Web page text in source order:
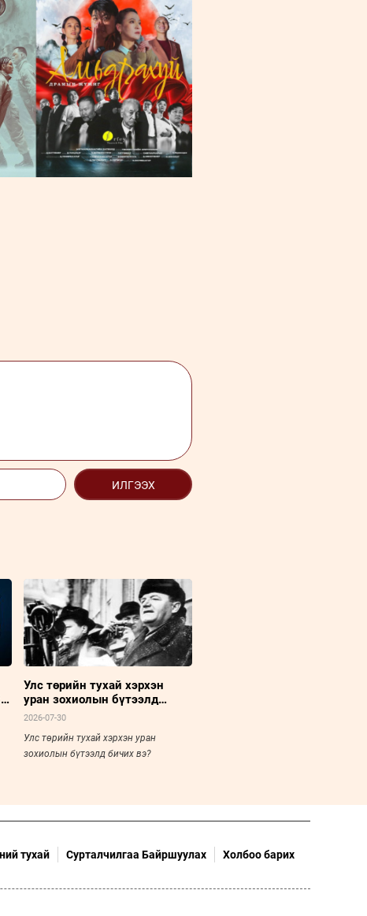
ИЛГЭЭХ
Улс төрийн тухай хэрхэн
уран зохиолын бүтээлд
бичих вэ?
2026-07-30
Улс төрийн тухай хэрхэн уран
зохиолын бүтээлд бичих вэ?
тухай Сурталчилгаа Байршуулах Холбоо барих